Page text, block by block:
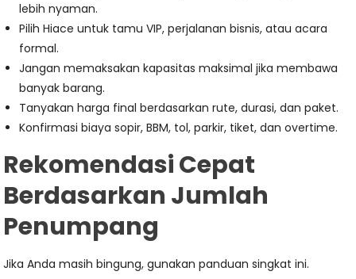
lebih nyaman.
Pilih Hiace untuk tamu VIP, perjalanan bisnis, atau acara
formal.
Jangan memaksakan kapasitas maksimal jika membawa
banyak barang.
Tanyakan harga final berdasarkan rute, durasi, dan paket.
Konfirmasi biaya sopir, BBM, tol, parkir, tiket, dan overtime.
Rekomendasi Cepat
Berdasarkan Jumlah
Penumpang
Jika Anda masih bingung, gunakan panduan singkat ini.